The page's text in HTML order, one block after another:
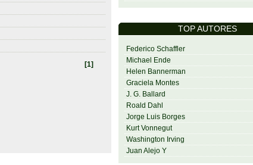
TOP AUTORES
Federico Schaffler
Michael Ende
Helen Bannerman
Graciela Montes
J. G. Ballard
Roald Dahl
Jorge Luis Borges
Kurt Vonnegut
Washington Irving
Juan Alejo Y
[1]